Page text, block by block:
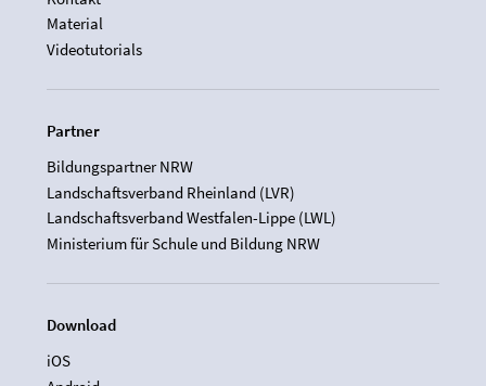
Material
Videotutorials
Partner
Bildungspartner NRW
Landschaftsverband Rheinland (LVR)
Landschaftsverband Westfalen-Lippe (LWL)
Ministerium für Schule und Bildung NRW
Download
iOS